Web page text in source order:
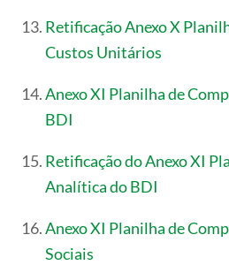
Retificação Anexo X
Custos Unitários
Anexo XI Planilha de
BDI
Retificação do Anexo XI
Analítica do BDI
Anexo XI Planilha de
Sociais